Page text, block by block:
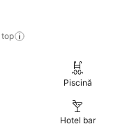
top
Piscină
Hotel bar